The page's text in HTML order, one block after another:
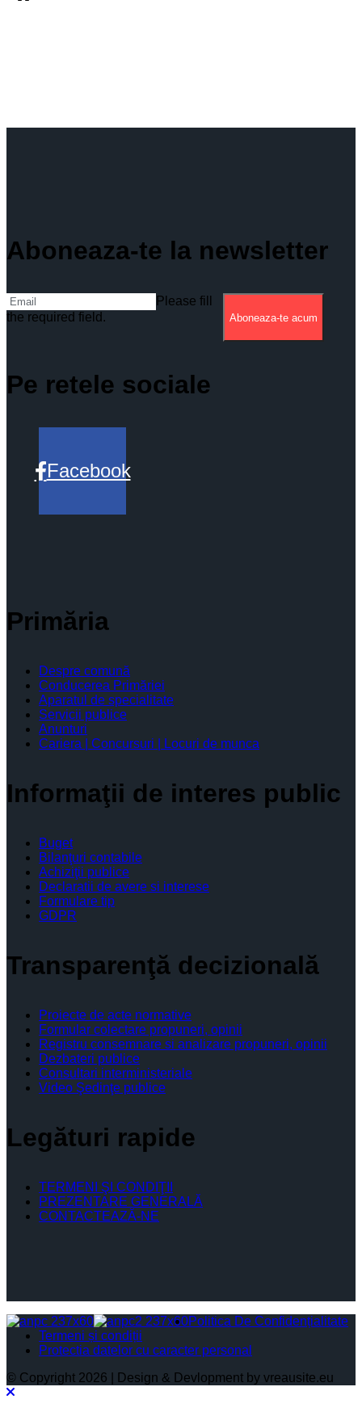
Aboneaza-te la newsletter
Please fill
the required field.
Aboneaza-te acum
Pe retele sociale
Facebook
Primăria
Despre comună
Conducerea Primăriei
Aparatul de specialitate
Servicii publice
Anunturi
Cariera | Concursuri | Locuri de munca
Informaţii de interes public
Buget
Bilanţuri contabile
Achiziţii publice
Declaratii de avere si interese
Formulare tip
GDPR
Transparenţă decizională
Proiecte de acte normative
Formular colectare propuneri, opinii
Registru consemnare si analizare propuneri, opinii
Dezbateri publice
Consultari interministeriale
Video Şedinţe publice
Legături rapide
TERMENI ŞI CONDIŢII
PREZENTARE GENERALĂ
CONTACTEAZĂ-NE
Politica De Confidențialitate
Termeni și condiții
Protectia datelor cu caracter personal
© Copyright 2026 | Design & Devlopment by vreausite.eu